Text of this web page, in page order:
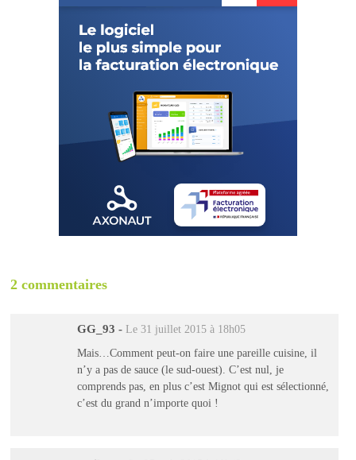
2 commentaires
GG_93 - Le 31 juillet 2015 à 18h05
Mais…Comment peut-on faire une pareille cuisine, il
n’y a pas de sauce (le sud-ouest). C’est nul, je
comprends pas, en plus c’est Mignot qui est sélectionné,
c’est du grand n’importe quoi !